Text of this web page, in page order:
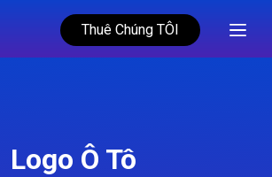
Thuê Chúng TÔI
Logo Ô Tô